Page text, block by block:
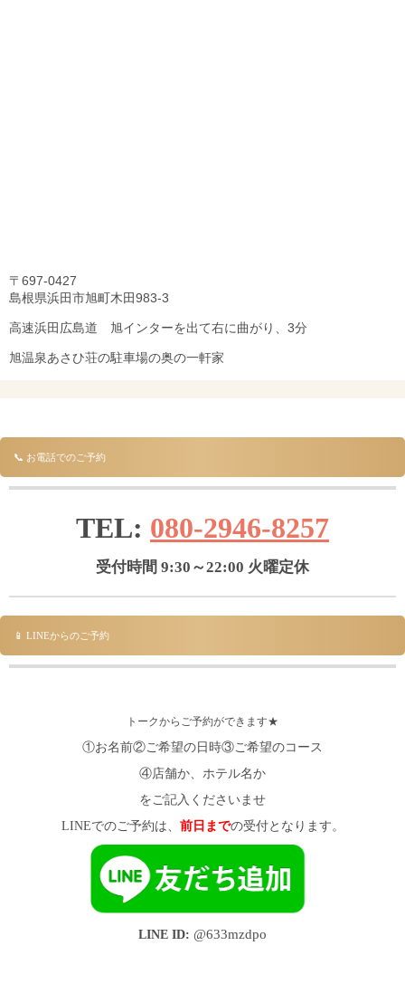
〒697-0427
島根県浜田市旭町木田983-3
高速浜田広島道 旭インターを出て右に曲がり、3分
旭温泉あさひ荘の駐車場の奥の一軒家
📞 お電話でのご予約
TEL: 080-2946-8257
受付時間 9:30～22:00 火曜定休
📱 LINEからのご予約
トークからご予約ができます★
①お名前②ご希望の日時③ご希望のコース
④店舗か、ホテル名か
をご記入くださいませ
LINEでのご予約は、 前日までの受付となります。
LINE ID: @633mzdpo